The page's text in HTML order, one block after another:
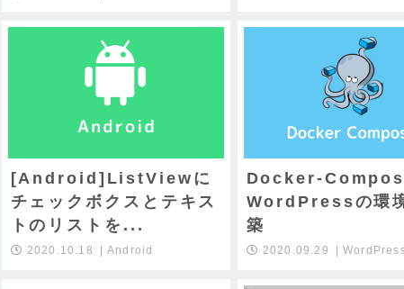
[Android]ListViewに
チェックボクスとテキス
トのリストを...
2020.10.18 Android
Docker-
WordPressの環
築
2020.09.29